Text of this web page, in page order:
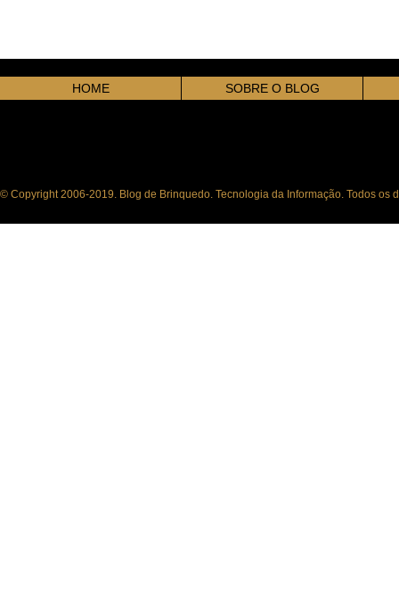
HOME SOBRE O BLOG
© Copyright 2006-2019. Blog de Brinquedo. Tecnologia da Informação. Todos os